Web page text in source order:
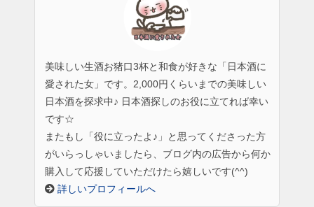
美味しい生酒お猪口3杯と和食が好きな「日本酒に
愛された女」です。2,000円くらいまでの美味しい
日本酒を探求中♪ 日本酒探しのお役に立てれば幸い
です☆
またもし「役に立ったよ♪」と思ってくださった方
がいらっしゃいましたら、ブログ内の広告から何か
購入して応援していただけたら嬉しいです(^^)
詳しいプロフィールへ